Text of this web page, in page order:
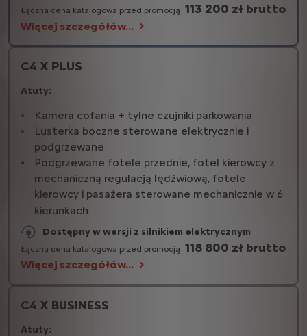
Łączna cena katalogowa przed promocją 113 200 zł brutto
Więcej szczegółów…
C4 X PLUS
Atuty:
Kamera cofania + tylne czujniki parkowania
Lusterka boczne sterowane elektrycznie i
podgrzewane
Podgrzewane fotele przednie, fotel kierowcy z
mechaniczną regulacją lędźwiową, fotele
kierowcy i pasażera sterowane mechanicznie w 6
kierunkach
Dostępny w wersji z silnikiem elektrycznym
Łączna cena katalogowa przed promocją 118 800 zł brutto
Więcej szczegółów…
C4 X BUSINESS
Atuty: